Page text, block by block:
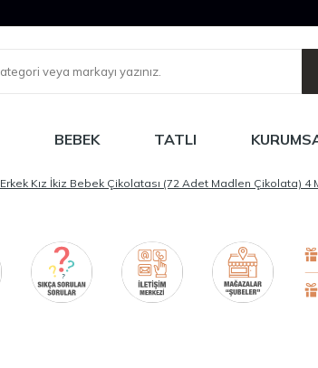
BEBEK TATLI
Erkek Kız İkiz Bebek Çikolatası (72 Adet Madlen Çikolata) 4